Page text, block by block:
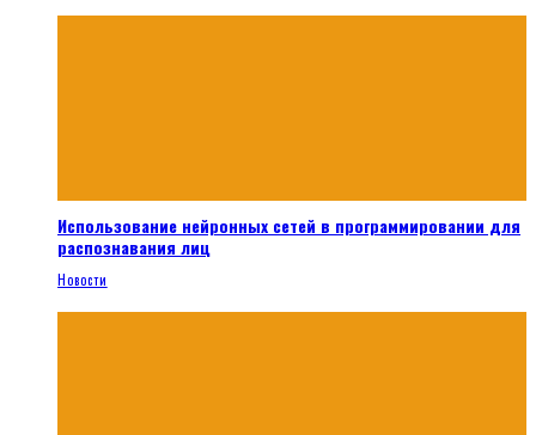
Использование нейронных сетей в программировании для
распознавания лиц
Новости